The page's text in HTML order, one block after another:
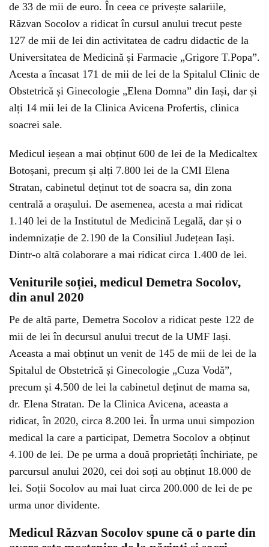
de 33 de mii de euro. În ceea ce privește salariile,
Răzvan Socolov a ridicat în cursul anului trecut peste
127 de mii de lei din activitatea de cadru didactic de la
Universitatea de Medicină și Farmacie „Grigore T.Popa”.
Acesta a încasat 171 de mii de lei de la Spitalul Clinic de
Obstetrică și Ginecologie „Elena Domna” din Iași, dar și
alți 14 mii lei de la Clinica Avicena Profertis, clinica
soacrei sale.
Medicul ieșean a mai obținut 600 de lei de la Medicaltex
Botoșani, precum și alți 7.800 lei de la CMI Elena
Stratan, cabinetul deținut tot de soacra sa, din zona
centrală a orașului. De asemenea, acesta a mai ridicat
1.140 lei de la Institutul de Medicină Legală, dar și o
indemnizație de 2.190 de la Consiliul Județean Iași.
Dintr-o altă colaborare a mai ridicat circa 1.400 de lei.
Veniturile soției, medicul Demetra Socolov,
din anul 2020
Pe de altă parte, Demetra Socolov a ridicat peste 122 de
mii de lei în decursul anului trecut de la UMF Iași.
Aceasta a mai obținut un venit de 145 de mii de lei de la
Spitalul de Obstetrică și Ginecologie „Cuza Vodă”,
precum și 4.500 de lei la cabinetul deținut de mama sa,
dr. Elena Stratan. De la Clinica Avicena, aceasta a
ridicat, în 2020, circa 8.200 lei. În urma unui simpozion
medical la care a participat, Demetra Socolov a obținut
4.100 de lei. De pe urma a două proprietăți închiriate, pe
parcursul anului 2020, cei doi soți au obținut 18.000 de
lei. Soții Socolov au mai luat circa 200.000 de lei de pe
urma unor dividente.
Medicul Răzvan Socolov spune că o parte din